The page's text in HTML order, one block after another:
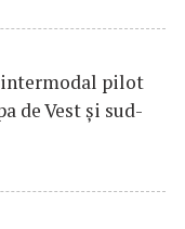
intermodal pilot
de Vest și sud-